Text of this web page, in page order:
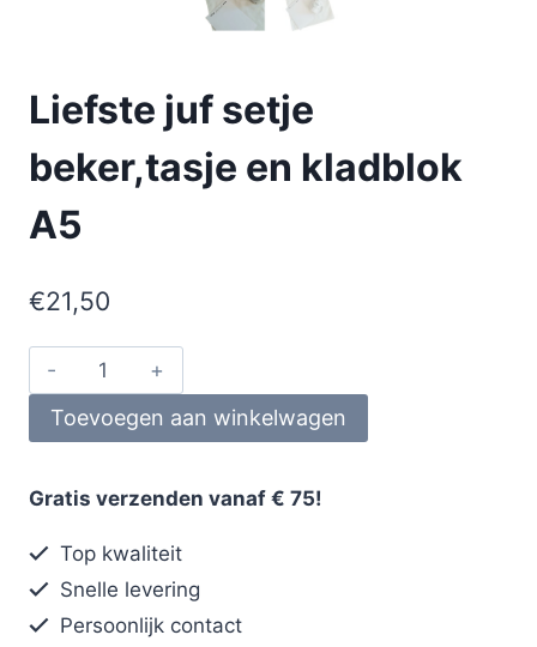
Liefste juf setje
beker,tasje en kladblok
A5
€21,50
Toevoegen aan winkelwagen
Gratis verzenden vanaf € 75!
Top kwaliteit
Snelle levering
Persoonlijk contact